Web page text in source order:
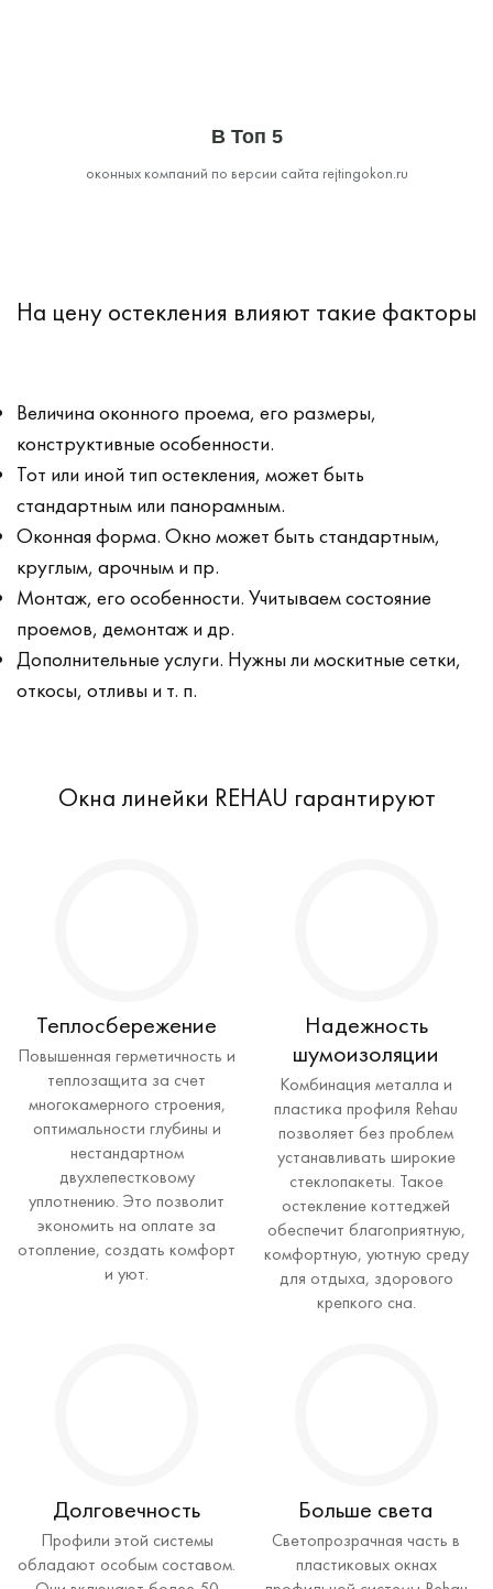
В Топ 5
оконных компаний по версии сайта rejtingokon.ru
На цену остекления влияют такие факторы
Величина оконного проема, его размеры,
конструктивные особенности.
Тот или иной тип остекления, может быть
стандартным или панорамным.
Оконная форма. Окно может быть стандартным,
круглым, арочным и пр.
Монтаж, его особенности. Учитываем состояние
проемов, демонтаж и др.
Дополнительные услуги. Нужны ли москитные сетки,
откосы, отливы и т. п.
Окна линейки REHAU гарантируют
Теплосбережение
Повышенная герметичность и
теплозащита за счет
многокамерного строения,
оптимальности глубины и
нестандартном
двухлепестковому
уплотнению. Это позволит
экономить на оплате за
отопление, создать комфорт
и уют.
Надежность
шумоизоляции
Комбинация металла и
пластика профиля Rehau
позволяет без проблем
устанавливать широкие
стеклопакеты. Такое
остекление коттеджей
обеспечит благоприятную,
комфортную, уютную среду
для отдыха, здорового
крепкого сна.
Долговечность
Профили этой системы
обладают особым составом.
Больше света
Светопрозрачная часть в
пластиковых окнах